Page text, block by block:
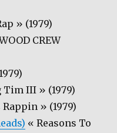
» (1979)
CREW
Tim III » (1979)
» (1979)
« Reasons To